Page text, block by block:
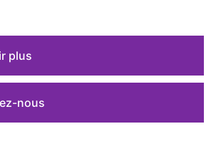
plus
nous